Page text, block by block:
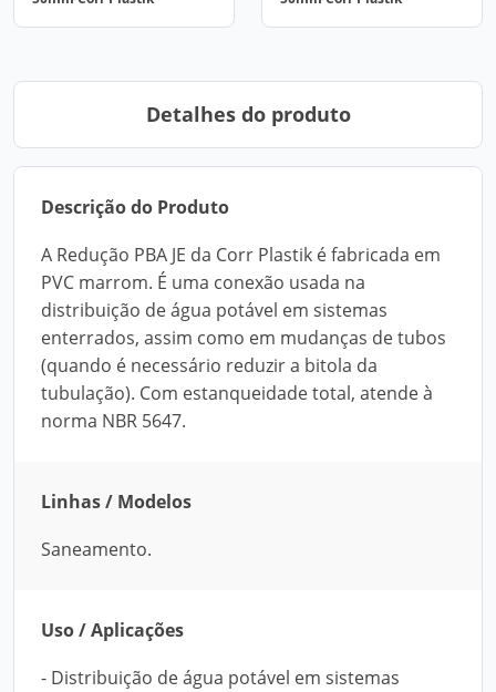
Detalhes do produto
Descrição do Produto
A Redução PBA JE da Corr Plastik é fabricada em
PVC marrom. É uma conexão usada na
distribuição de água potável em sistemas
enterrados, assim como em mudanças de tubos
(quando é necessário reduzir a bitola da
tubulação). Com estanqueidade total, atende à
norma NBR 5647.
Linhas / Modelos
Saneamento.
Uso / Aplicações
- Distribuição de água potável em sistemas